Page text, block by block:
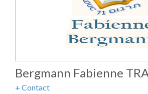
Bergmann Fabienne
+ Contact